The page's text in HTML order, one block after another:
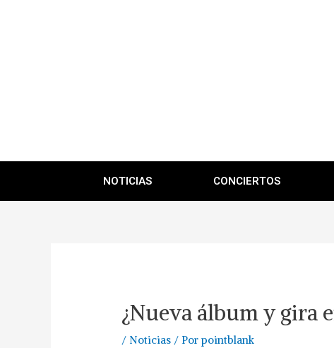
NOTICIAS CONCIERTOS
¿Nueva álbum y gira
/ Noticias / Porpointblank